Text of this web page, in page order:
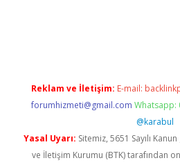
Reklam ve İletişim: E-mail:
forumhizmeti@gmail.com Whatsapp:
@karabul
Yasal Uyarı: Sitemiz, 5651 Sayılı
ve İletişim Kurumu (BTK) tarafından